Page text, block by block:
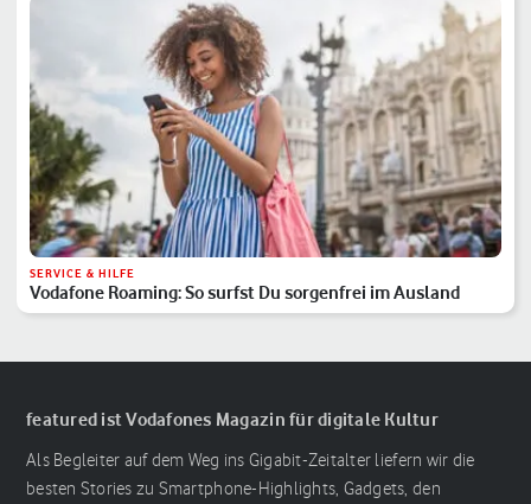
SERVICE & HILFE
Vodafone Roaming: So surfst Du sorgenfrei im Ausland
featured ist Vodafones Magazin für digitale Kultur
Als Begleiter auf dem Weg ins Gigabit-Zeitalter liefern wir die
besten Stories zu Smartphone-Highlights, Gadgets, den